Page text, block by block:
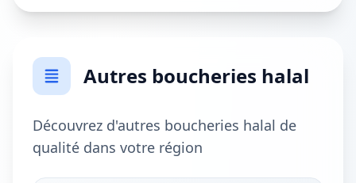
Autres boucheries halal
Découvrez d'autres boucheries halal de
qualité dans votre région